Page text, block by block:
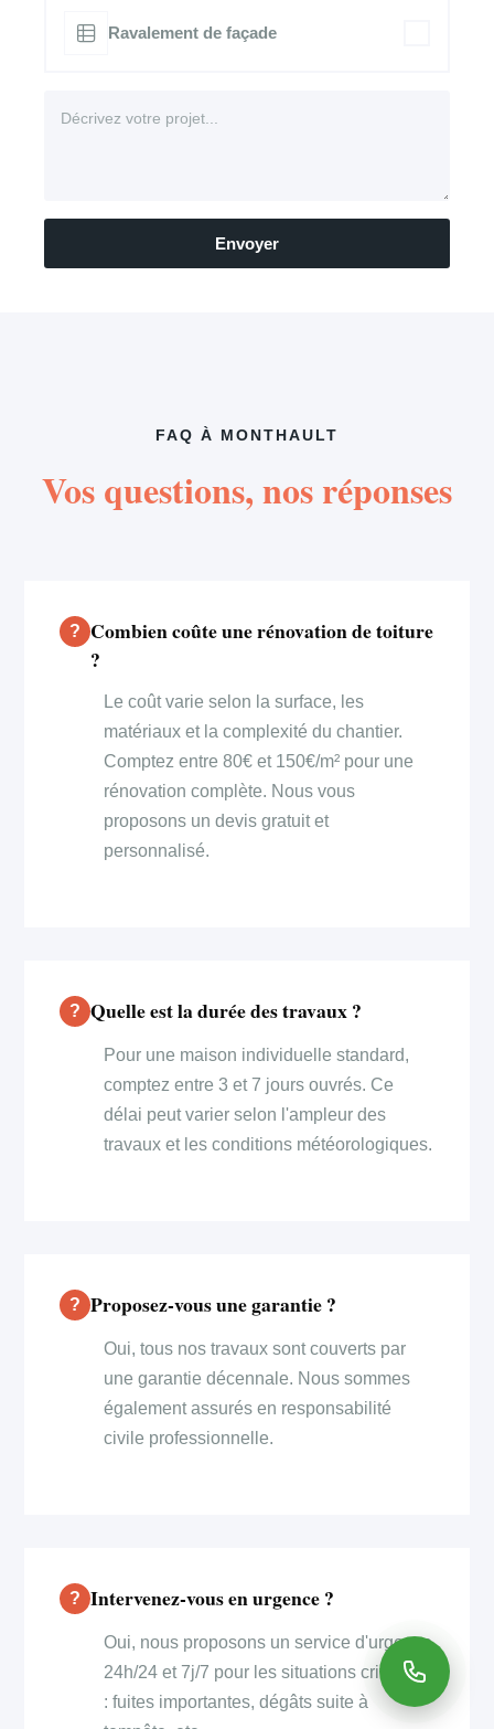
Ravalement de façade
Envoyer
FAQ À MONTHAULT
Vos questions, nos réponses
Combien coûte une rénovation de toiture
?
Le coût varie selon la surface, les
matériaux et la complexité du chantier.
Comptez entre 80€ et 150€/m² pour une
rénovation complète. Nous vous
proposons un devis gratuit et
personnalisé.
Quelle est la durée des travaux ?
Pour une maison individuelle standard,
comptez entre 3 et 7 jours ouvrés. Ce
délai peut varier selon l'ampleur des
travaux et les conditions météorologiques.
Proposez-vous une garantie ?
Oui, tous nos travaux sont couverts par
une garantie décennale. Nous sommes
également assurés en responsabilité
civile professionnelle.
Intervenez-vous en urgence ?
Oui, nous proposons un service d'urgence
24h/24 et 7j/7 pour les situations critiques
: fuites importantes, dégâts suite à